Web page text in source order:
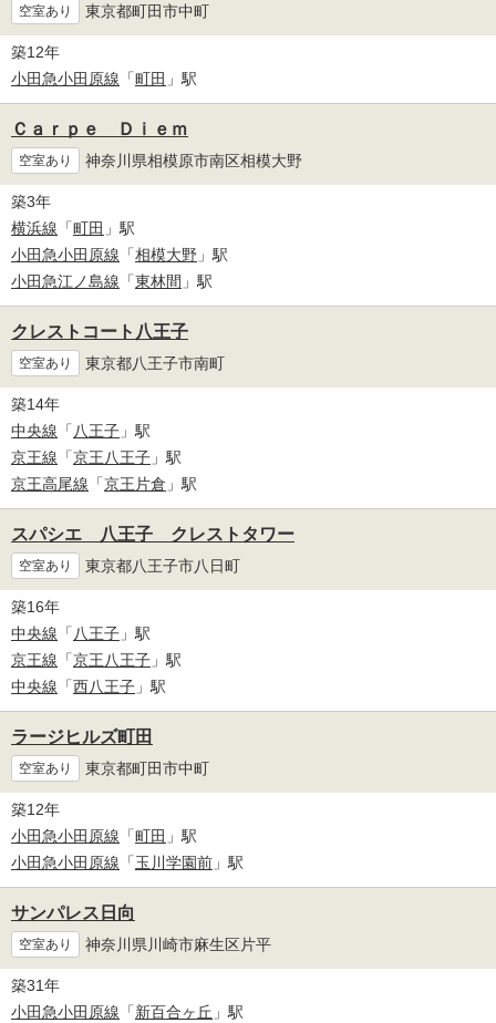
空室あり 東京都町田市中町
築12年
小田急小田原線 「町田 」駅
Ｃａｒｐｅ Ｄｉｅｍ
空室あり 神奈川県相模原市南区相模大野
築3年
横浜線 「町田 」駅
小田急小田原線 「相模大野 」駅
小田急江ノ島線 「東林間 」駅
クレストコート八王子
空室あり 東京都八王子市南町
築14年
中央線 「 八王子 」駅
京王線 「京王八王子 」駅
京王高尾線 「京王片倉 」駅
スパシエ 八王子 クレストタワー
空室あり 東京都八王子市八日町
築16年
中央線 「 八王子 」駅
京王線 「京王八王子 」駅
中央線 「西八王子 」駅
ラージヒルズ町田
空室あり 東京都町田市中町
築12年
小田急小田原線 「町田 」駅
小田急小田原線 「玉川学園前 」駅
サンパレス日向
空室あり 神奈川県川崎市麻生区片平
築31年
小田急小田原線 「新百合ヶ丘 」駅